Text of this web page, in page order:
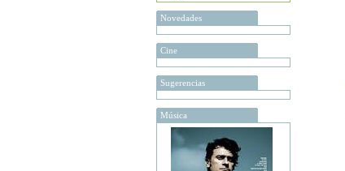
Novedades
Cine
Sugerencias
Música